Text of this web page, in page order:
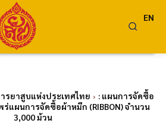
EN
รยาสูบแห่งประเทศไทย
: แผนการจัดซื้อ
แผนการจัดซื้อผ้าหมึก (RIBBON) จำนวน
3,000 ม้วน